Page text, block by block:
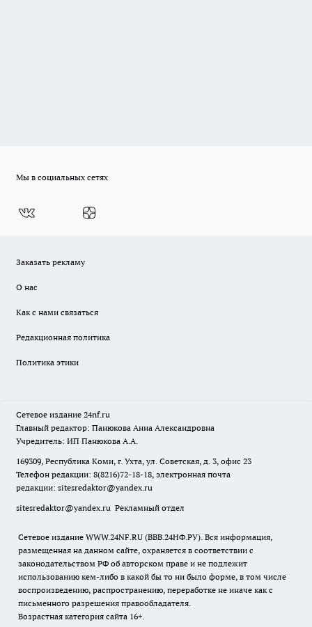
Мы в социальных сетях
Заказать рекламу
О нас
Как с нами связаться
Редакционная политика
Политика этики
Сетевое издание 24nf.ru
Главный редактор: Панюкова Анна Александровна
Учредитель: ИП Панюкова А.А.
169309, Республика Коми, г. Ухта, ул. Советская, д. 3, офис 23
Телефон редакции: 8(8216)72-18-18, электронная почта
редакции: sitesredaktor@yandex.ru
sitesredaktor@yandex.ru Рекламный отдел
Сетевое издание WWW.24NF.RU (ВВВ.24НФ.РУ). Вся информация,
размещенная на данном сайте, охраняется в соответствии с
законодательством РФ об авторском праве и не подлежит
использованию кем-либо в какой бы то ни было форме, в том числе
воспроизведению, распространению, переработке не иначе как с
письменного разрешения правообладателя.
Возрастная категория сайта 16+.